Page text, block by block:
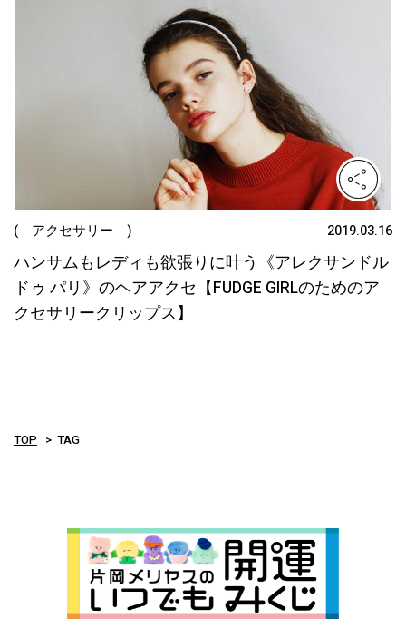
( アクセサリー ) 2019.03.16
ハンサムもレディも欲張りに叶う《アレクサンドル
ドゥ パリ》のヘアアクセ【FUDGE GIRLのためのア
クセサリークリップス】
TOP TAG